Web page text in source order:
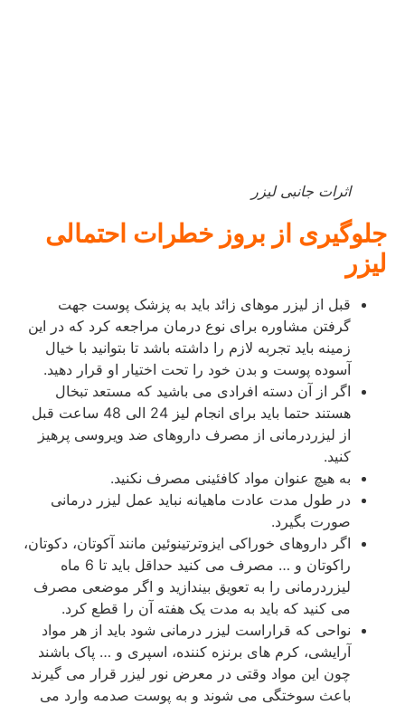
اثرات جانبی لیزر
جلوگیری از بروز خطرات احتمالی
لیزر
قبل از لیزر موهای زائد باید به پزشک پوست جهت
گرفتن مشاوره برای نوع درمان مراجعه کرد که در این
زمینه باید تجربه لازم را داشته باشد تا بتوانید با خیال
آسوده پوست و بدن خود را تحت اختیار او قرار دهید.
اگر از آن دسته افرادی می باشید که مستعد تبخال
هستند حتما باید برای انجام لیز 24 الی 48 ساعت قبل
از لیزردرمانی از مصرف داروهای ضد ویروسی پرهیز
کنید.
به هیچ عنوان مواد کافئینی مصرف نکنید.
در طول مدت عادت ماهیانه نباید عمل لیزر درمانی
صورت بگیرد.
اگر داروهای خوراکی ایزوترتینوئین مانند آکوتان، دکوتان،
راکوتان و … مصرف می کنید حداقل باید تا 6 ماه
لیزردرمانی را به تعویق بیندازید و اگر موضعی مصرف
می کنید که باید به مدت یک هفته آن را قطع کرد.
نواحی که قراراست لیزر درمانی شود باید از هر مواد
آرایشی، کرم های برنزه کننده، اسپری و … پاک باشند
چون این مواد وقتی در معرض نور لیزر قرار می گیرند
باعث سوختگی می شوند و به پوست صدمه وارد می